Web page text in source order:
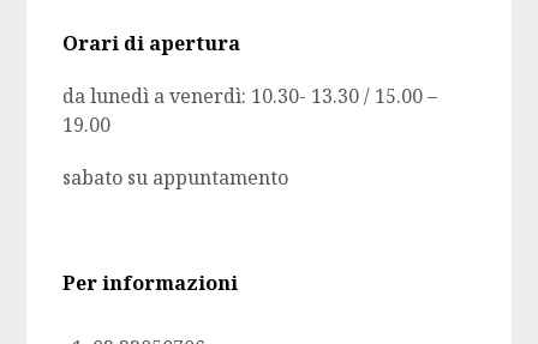
Orari di apertura
da lunedì a venerdì: 10.30- 13.30 / 15.00 –
19.00
sabato su appuntamento
Per informazioni